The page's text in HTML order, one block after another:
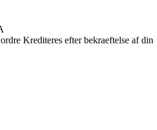
Krediteres efter bekraeftelse af din